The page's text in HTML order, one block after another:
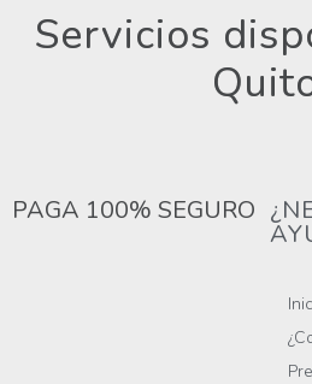
Servicios
PAGA 100% SEGURO